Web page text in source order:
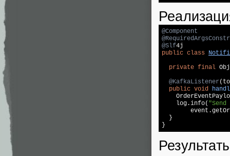
@Component
@Slf
public class
private final
@KafkaListener
public void
    log.info(
  }
}